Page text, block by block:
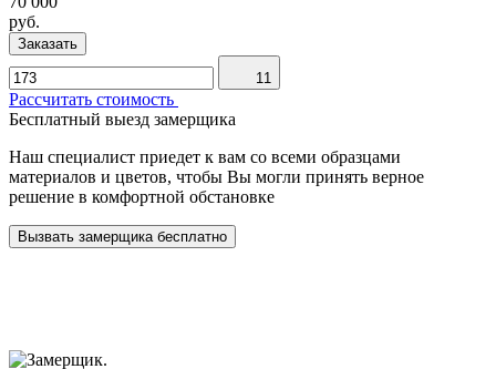
руб.
Заказать
11
Рассчитать стоимость
Бесплатный выезд замерщика
Наш специалист приедет к вам со всеми образцами
материалов и цветов, чтобы Вы могли принять верное
решение в комфортной обстановке
Вызвать замерщика бесплатно